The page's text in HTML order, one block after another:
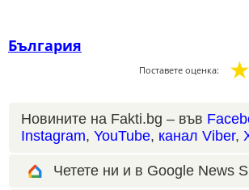
България
Поставете оценка: ☆
Новините на Fakti.bg – във
Instagram, YouTube, канал Viber,
Четете ни и в Google News